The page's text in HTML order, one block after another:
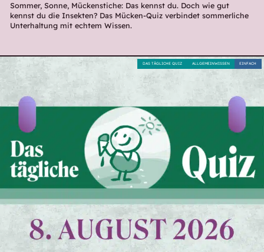
Sommer, Sonne, Mückenstiche: Das kennst du. Doch wie gut
kennst du die Insekten? Das Mücken-Quiz verbindet sommerliche
Unterhaltung mit echtem Wissen.
EINFACH
ALLGEMEINWISSEN
DAS TÄGLICHE QUIZ